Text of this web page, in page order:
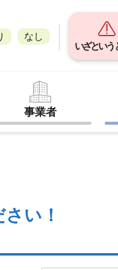
なし
いざという
事業者
い！